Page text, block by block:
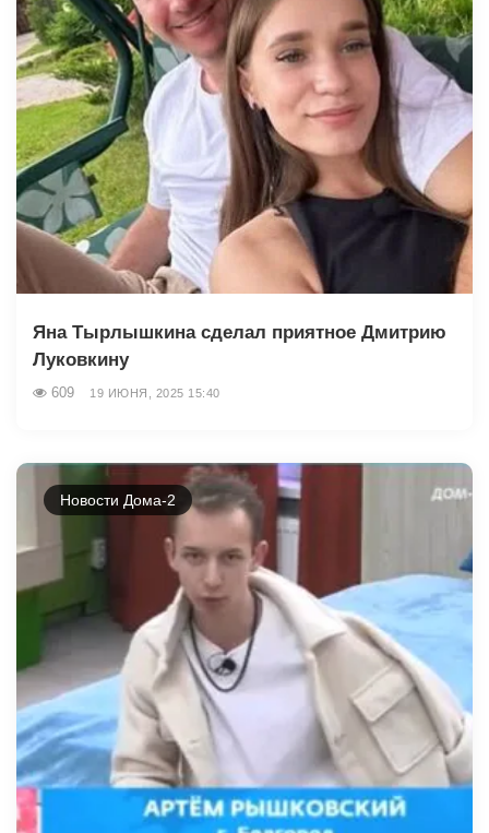
Яна Тырлышкина сделал приятное Дмитрию
Луковкину
609 19 ИЮНЯ, 2025 15:40
Новости Дома-2